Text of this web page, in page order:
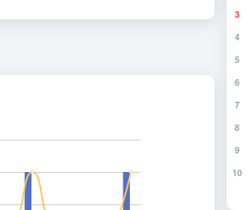
23岁OpenAI天才少女，也走了
3
4
5
6
7
8
9
10